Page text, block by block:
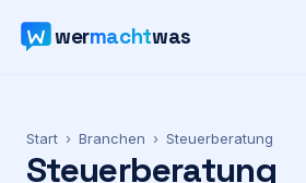
wermachtwas
Karte
Start › Branchen › Steuerberatung
Steuerberatung